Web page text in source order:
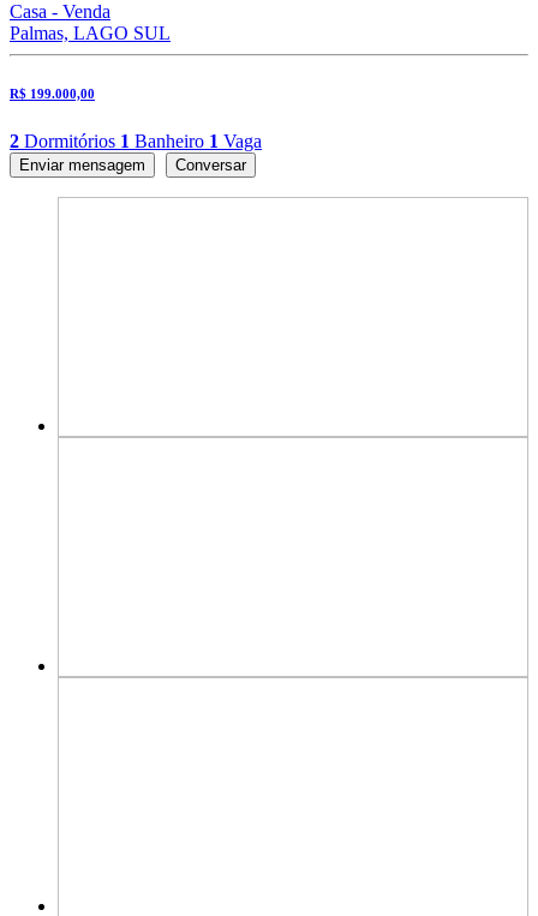
Casa - Venda
Palmas, LAGO SUL
R$ 199.000,00
2 Dormitórios 1 Banheiro 1 Vaga
Enviar mensagem Conversar